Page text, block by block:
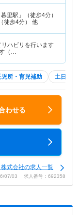
里駅」（徒歩4分）
徒歩4分） 他
ハビリを行います
（…
児所・育児補助 土日祝休
わせる
株式会社の求人一覧
07/03 求人番号：692358